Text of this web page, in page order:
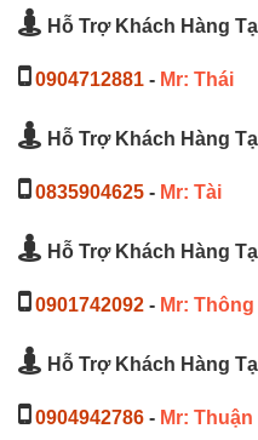
Hỗ Trợ Khách Hàng
0904712881 - Mr: Thái
Hỗ Trợ Khách Hàng
0835904625 - Mr: Tài
Hỗ Trợ Khách Hàng
0901742092 - Mr: Thông
Hỗ Trợ Khách Hàng
0904942786 - Mr: Thuận